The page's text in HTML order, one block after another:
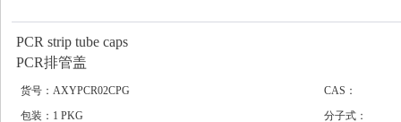
PCR strip tube caps
PCR排管盖
货号：AXYPCR02CPG
CAS：
包装：1 PKG
分子式：